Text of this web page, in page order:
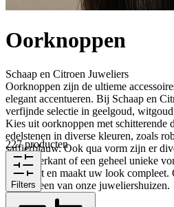
Oorknoppen
Schaap en Citroen Juweliers
Oorknoppen zijn de ultieme
elegant accentueren. Bij Schaap en
verfijnde selectie in geelgoud,
Kies uit oorknoppen met schitterende
edelstenen in diverse kleuren, zoals
saffierblauw. Ook qua vorm zijn er
rond, vierkant of een geheel unieke
aandacht en maakt uw look
bezoek een van onze juweliershuizen.
227 producten
Filters